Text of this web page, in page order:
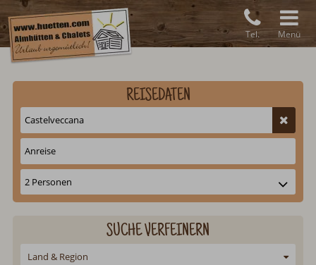
Tel. Menü
REISEDATEN
SUCHE VERFEINERN
Land & Region